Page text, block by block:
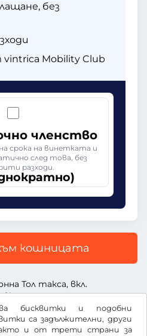
бисквитки и подобни
са задължителни, други
и от трети страни за
без
Mobility Club
членство
срока на винетката и
след това, без
разходи.
кошницата
Тол такса, вкл.
вкл. ДДС